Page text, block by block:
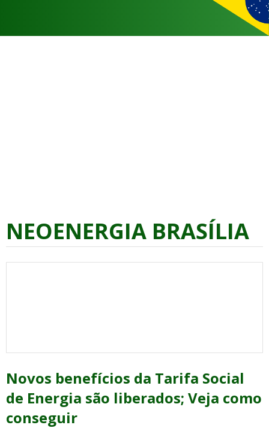
NEOENERGIA BRASÍLIA
Novos benefícios da Tarifa Social
de Energia são liberados; Veja como
conseguir